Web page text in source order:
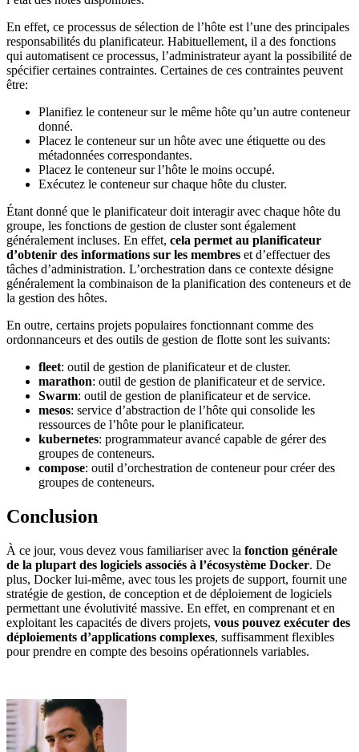
En effet, ce processus de sélection de l’hôte est l’une des principales
responsabilités du planificateur. Habituellement, il a des fonctions
qui automatisent ce processus, l’administrateur ayant la possibilité de
spécifier certaines contraintes. Certaines de ces contraintes peuvent
être:
Planifiez le conteneur sur le même hôte qu’un autre conteneur
donné.
Placez le conteneur sur un hôte avec une étiquette ou des
métadonnées correspondantes.
Placez le conteneur sur l’hôte le moins occupé.
Exécutez le conteneur sur chaque hôte du cluster.
Étant donné que le planificateur doit interagir avec chaque hôte du
groupe, les fonctions de gestion de cluster sont également
généralement incluses. En effet, cela permet au planificateur
d’obtenir des informations sur les membres et d’effectuer des
tâches d’administration. L’orchestration dans ce contexte désigne
généralement la combinaison de la planification des conteneurs et de
la gestion des hôtes.
En outre, certains projets populaires fonctionnant comme des
ordonnanceurs et des outils de gestion de flotte sont les suivants:
fleet: outil de gestion de planificateur et de cluster.
marathon: outil de gestion de planificateur et de service.
Swarm: outil de gestion de planificateur et de service.
mesos: service d’abstraction de l’hôte qui consolide les
ressources de l’hôte pour le planificateur.
kubernetes: programmateur avancé capable de gérer des
groupes de conteneurs.
compose: outil d’orchestration de conteneur pour créer des
groupes de conteneurs.
Conclusion
À ce jour, vous devez vous familiariser avec la fonction générale
de la plupart des logiciels associés à l’écosystème Docker. De
plus, Docker lui-même, avec tous les projets de support, fournit une
stratégie de gestion, de conception et de déploiement de logiciels
permettant une évolutivité massive. En effet, en comprenant et en
exploitant les capacités de divers projets, vous pouvez exécuter des
déploiements d’applications complexes, suffisamment flexibles
pour prendre en compte des besoins opérationnels variables.